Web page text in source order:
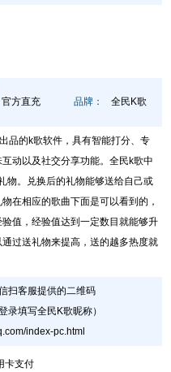
官方直充 品牌： 全民K歌
品的k歌软件，具有智能打分、专
动以及社交分享功能。全民k歌中
物。兑换后的礼物能够送给自己或
在相应的歌曲下面是可以看到的，
值，经验值达到一定数目就能够升
过送礼物来提高，送的越多热度就
扫客服提供的二维码
录填写全民K歌昵称）
index-pc.html
卡支付